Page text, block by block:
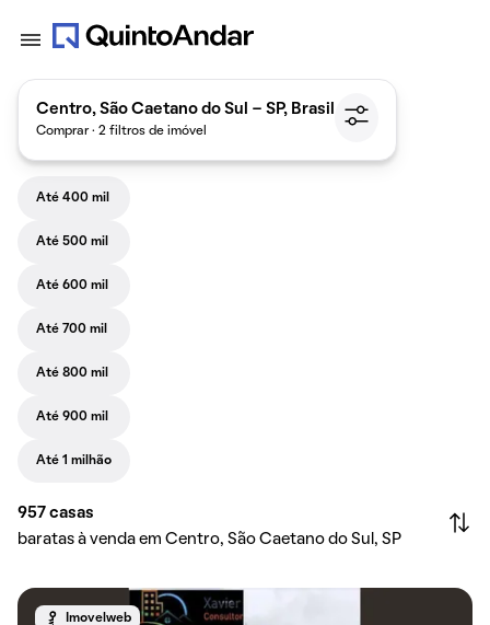
Centro, São Caetano do Sul - SP, Brasil
Comprar · 2 filtros de imóvel
Até 400 mil
Até 500 mil
Até 600 mil
Até 700 mil
Até 800 mil
Até 900 mil
Até 1 milhão
957 casas
baratas à venda em Centro, São Caetano do Sul, SP
Imovelweb